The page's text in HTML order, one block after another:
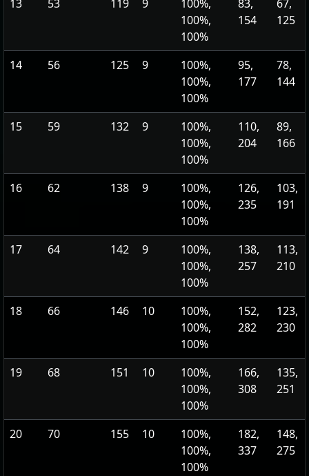
13 53 119 9
100%,
100%,
100%
83,
154
67,
125
14 56 125 9
100%,
100%,
100%
95,
177
78,
144
15 59 132 9
100%,
100%,
100%
110,
204
89,
166
16 62 138 9
100%,
100%,
100%
126,
235
103,
191
17 64 142 9
100%,
100%,
100%
138,
257
113,
210
18 66 146 10
100%,
100%,
100%
152,
282
123,
230
19 68 151 10
100%,
100%,
100%
166,
308
135,
251
20 70 155 10
100%,
100%,
100%
182,
337
148,
275